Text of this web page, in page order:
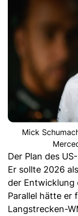
Mick
Der Plan des
Er sollte 2026
der Entwicklung
Parallel hätte er
Langstrecken-